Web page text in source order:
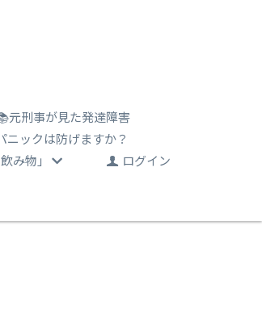
元刑事が見た発達障害
ニックは防げますか？
み物」
ログイン